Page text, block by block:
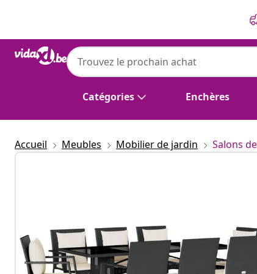
Catégories Enchères
Accueil Meubles Mobilier de jardin Salons